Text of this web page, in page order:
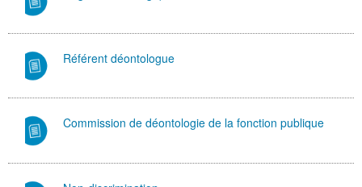
Référent déontologue
Commission de déontologie de la fonction publique